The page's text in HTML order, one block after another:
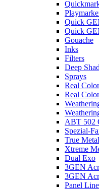
Quick
Quick
Gouache
Inks
Filters
Deep
Sprays
Real
Real
ABT 502
Spezial-
True Metal
Xtreme
Dual Exo
3GEN
3GEN
Panel